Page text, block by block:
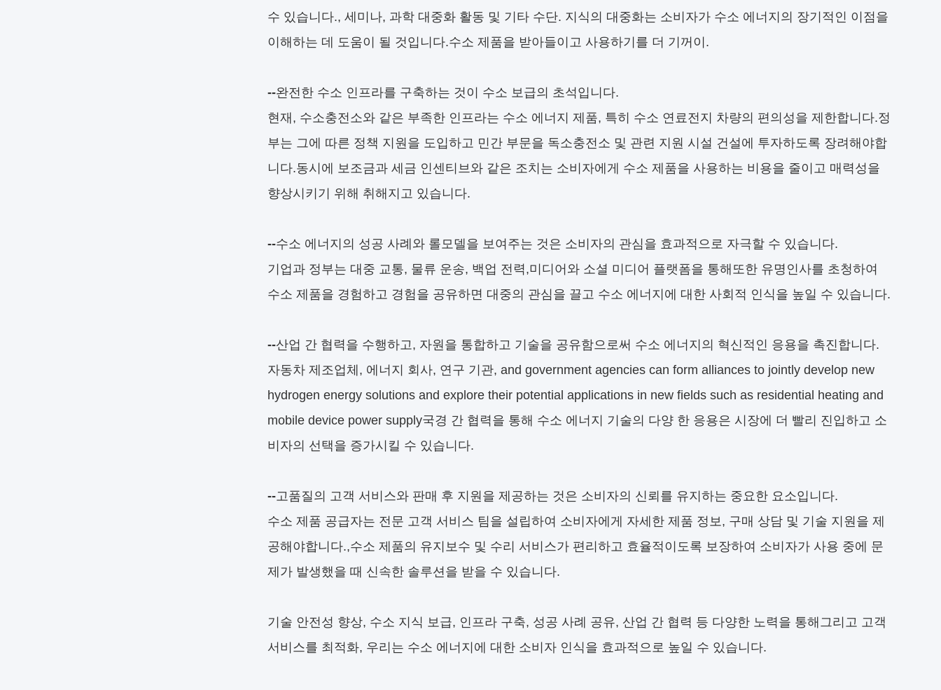
수 있습니다., 세미나, 과학 대중화 활동 및 기타 수단. 지식의 대중화는 소비자가 수소 에너지의 장기적인 이점을
이해하는 데 도움이 될 것입니다.수소 제품을 받아들이고 사용하기를 더 기꺼이.
--완전한 수소 인프라를 구축하는 것이 수소 보급의 초석입니다.
현재, 수소충전소와 같은 부족한 인프라는 수소 에너지 제품, 특히 수소 연료전지 차량의 편의성을 제한합니다.정
부는 그에 따른 정책 지원을 도입하고 민간 부문을 독소충전소 및 관련 지원 시설 건설에 투자하도록 장려해야합
니다.동시에 보조금과 세금 인센티브와 같은 조치는 소비자에게 수소 제품을 사용하는 비용을 줄이고 매력성을
향상시키기 위해 취해지고 있습니다.
--수소 에너지의 성공 사례와 롤모델을 보여주는 것은 소비자의 관심을 효과적으로 자극할 수 있습니다.
기업과 정부는 대중 교통, 물류 운송, 백업 전력,미디어와 소셜 미디어 플랫폼을 통해또한 유명인사를 초청하여
수소 제품을 경험하고 경험을 공유하면 대중의 관심을 끌고 수소 에너지에 대한 사회적 인식을 높일 수 있습니다.
--산업 간 협력을 수행하고, 자원을 통합하고 기술을 공유함으로써 수소 에너지의 혁신적인 응용을 촉진합니다.
자동차 제조업체, 에너지 회사, 연구 기관, and government agencies can form alliances to jointly develop new
hydrogen energy solutions and explore their potential applications in new fields such as residential heating and
mobile device power supply국경 간 협력을 통해 수소 에너지 기술의 다양 한 응용은 시장에 더 빨리 진입하고 소
비자의 선택을 증가시킬 수 있습니다.
--고품질의 고객 서비스와 판매 후 지원을 제공하는 것은 소비자의 신뢰를 유지하는 중요한 요소입니다.
수소 제품 공급자는 전문 고객 서비스 팀을 설립하여 소비자에게 자세한 제품 정보, 구매 상담 및 기술 지원을 제
공해야합니다.,수소 제품의 유지보수 및 수리 서비스가 편리하고 효율적이도록 보장하여 소비자가 사용 중에 문
제가 발생했을 때 신속한 솔루션을 받을 수 있습니다.
기술 안전성 향상, 수소 지식 보급, 인프라 구축, 성공 사례 공유, 산업 간 협력 등 다양한 노력을 통해그리고 고객
서비스를 최적화, 우리는 수소 에너지에 대한 소비자 인식을 효과적으로 높일 수 있습니다.